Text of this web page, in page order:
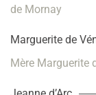
de Mornay
Marguerite de
Mère Marguerite